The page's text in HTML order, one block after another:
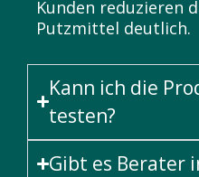
Kunden reduzieren
Putzmittel deutlich.
Kann ich die
testen?
Gibt es Berater